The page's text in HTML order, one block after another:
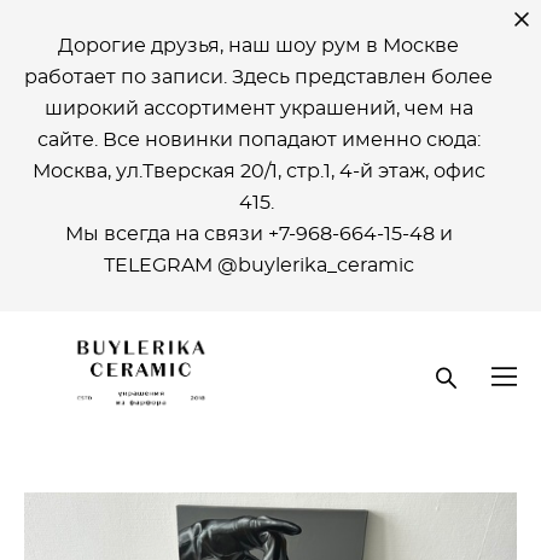
Дорогие друзья, наш шоу рум в Москве
работает по записи. Здесь представлен более
широкий ассортимент украшений, чем на
сайте. Все новинки попадают именно сюда:
Москва, ул.Тверская 20/1, стр.1, 4-й этаж, офиc
415.
Мы всегда на связи +7-968-664-15-48 и
ТELEGRAM @buylerika_ceramic